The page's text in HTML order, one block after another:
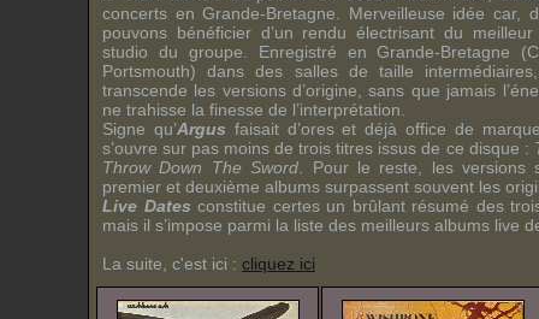
concerts en Grande-Bretagne. Merveilleuse idée car,
pouvons bénéficier d’un rendu électrisant du
studio du groupe. Enregistré en Grande-Bretagne
Portsmouth) dans des salles de taille
transcende les versions d’origine, sans que jamais
ne trahisse la finesse de l’interprétation.
Signe qu’Argus faisait d’ores et déjà office de
s’ouvre sur pas moins de trois titres issus de ce disque :
Throw Down The Sword . Pour le reste, les versions
premier et deuxième albums surpassent souvent les
Live Dates constitue certes un brûlant résumé des
mais il s’impose parmi la liste des meilleurs albums live
La suite, c'est ici : cliquez ici